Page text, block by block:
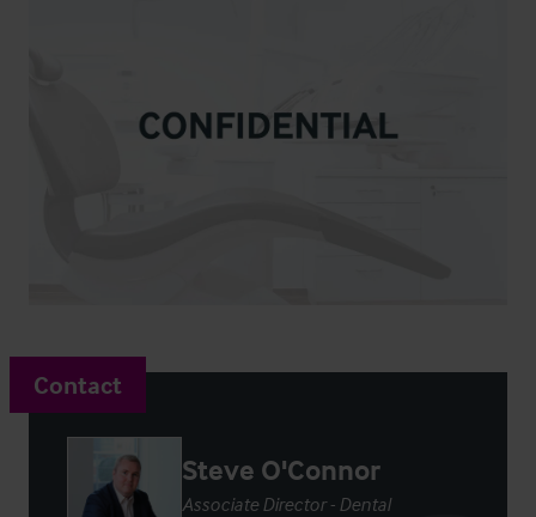
Contact
Steve O'Connor
Associate Director - Dental